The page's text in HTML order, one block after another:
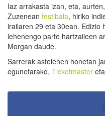
Iaz arrakasta izan, eta,
Zuzenean festibala, hiriko
irailaren 29 eta 30ean. Edizio
lehenengo parte hartzaileen
Morgan daude.
Sarrerak astelehen honetan
egunetarako, Ticketmaster eta